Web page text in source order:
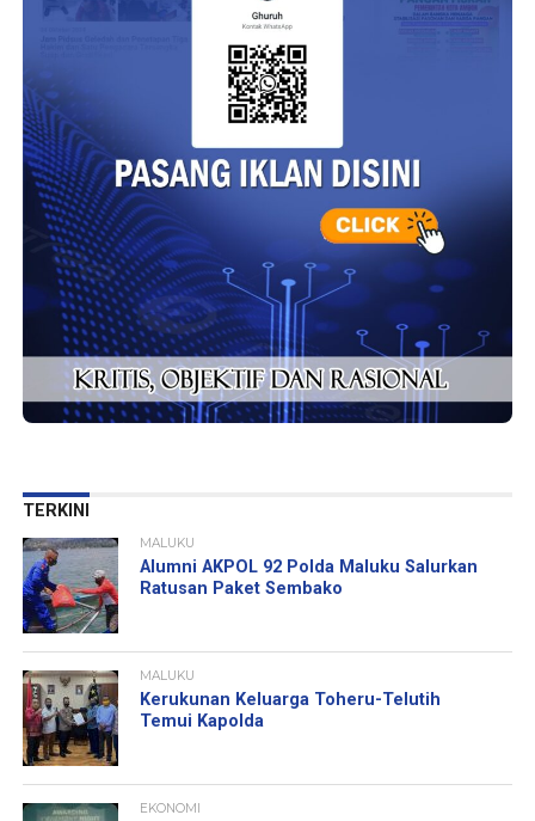
TERKINI
MALUKU
Alumni AKPOL 92 Polda Maluku Salurkan
Ratusan Paket Sembako
MALUKU
Kerukunan Keluarga Toheru-Telutih
Temui Kapolda
EKONOMI